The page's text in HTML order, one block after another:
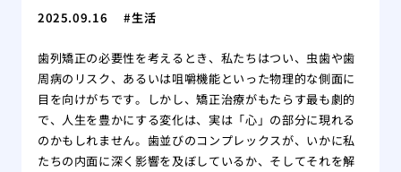
2025.09.16 生活
歯列矯正の必要性を考えるとき、私たちはつい、虫歯や歯
周病のリスク、あるいは咀嚼機能といった物理的な側面に
目を向けがちです。しかし、矯正治療がもたらす最も劇的
で、人生を豊かにする変化は、実は「心」の部分に現れる
のかもしれません。歯並びのコンプレックスが、いかに私
たちの内面に深く影響を及ぼしているか、そしてそれを解